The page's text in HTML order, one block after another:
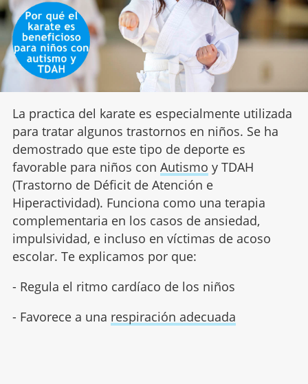
La practica del karate es especialmente utilizada
para tratar algunos trastornos en niños. Se ha
demostrado que este tipo de deporte es
favorable para niños con Autismo y TDAH
(Trastorno de Déficit de Atención e
Hiperactividad). Funciona como una terapia
complementaria en los casos de ansiedad,
impulsividad, e incluso en víctimas de acoso
escolar. Te explicamos por que:
- Regula el ritmo cardíaco de los niños
- Favorece a una respiración adecuada